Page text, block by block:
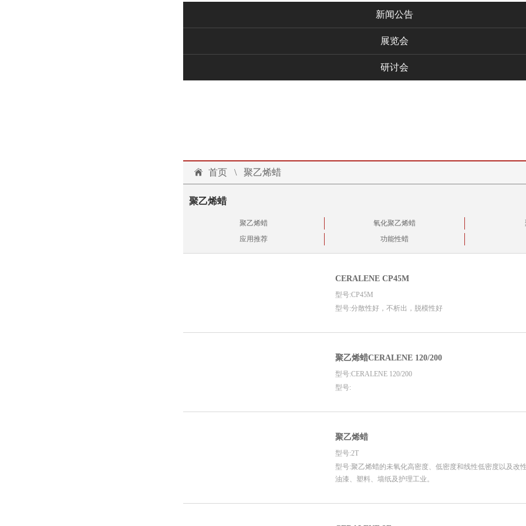
新闻公告
展览会
研讨会
首页 \ 聚乙烯蜡
聚乙烯蜡
聚乙烯蜡 氧化聚乙烯蜡
应用推荐
功能性蜡
CERALENE CP45M
型号:CP45M
型号:分散性好，不析出，脱模性好
聚乙烯蜡CERALENE 120/200
型号:CERALENE 120/200
型号:
聚乙烯蜡
型号:2T
型号:聚乙烯蜡的未氧化高密度、低密度和线性低密度以及改
油漆、塑料、墙纸及护理工业。